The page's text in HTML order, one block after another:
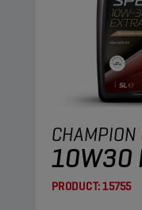
CHAMPION
10W30
PRODUCT:15755